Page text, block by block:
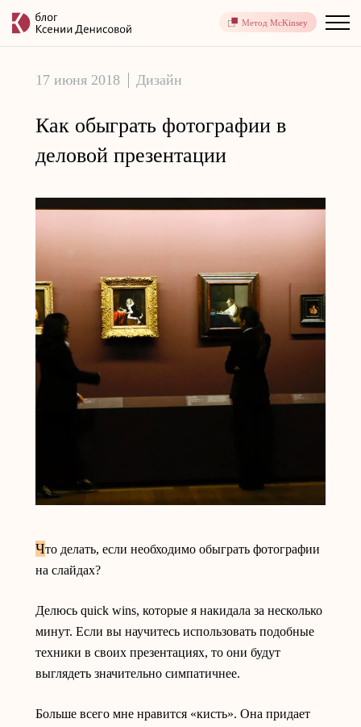
Метод McKinsey
17 июня 2018 Дизайн
Как обыграть фотографии в
деловой презентации
Что делать, если необходимо обыграть фотографии
на слайдах?
Делюсь quick wins, которые я накидала за несколько
минут. Если вы научитесь использовать подобные
техники в своих презентациях, то они будут
выглядеть значительно симпатичнее.
Больше всего мне нравится «кисть». Она придает